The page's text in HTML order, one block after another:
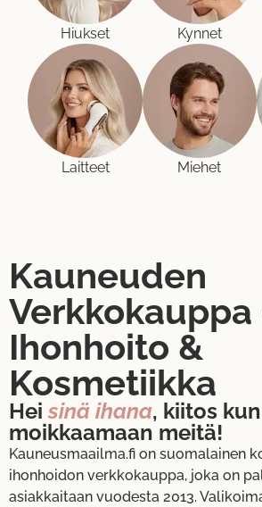
Hiukset Kynnet
Laitteet Miehet
Kauneuden
Verkkokauppa
Ihonhoito &
Kosmetiikka
Hei sinä ihana, kiitos
moikkaamaan meitä!
Kauneusmaailma.fi on suomalainen
ihonhoidon verkkokauppa, joka on
asiakkaitaan vuodesta 2013.